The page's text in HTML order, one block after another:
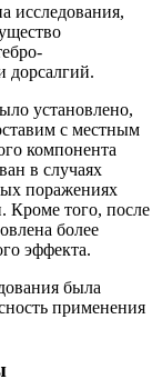
исследования,
дорсалгий.
установлено,
с местным
компонента
в случаях
поражениях
Кроме того, после
более
эффекта.
была
применения